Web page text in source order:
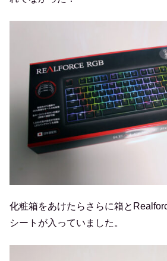
化粧箱をあけたらさらに箱と
シートが入っていました。